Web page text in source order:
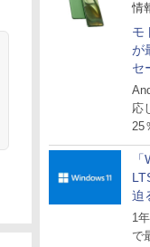
情
モ
が
セ
応
25
迫
～
1
で